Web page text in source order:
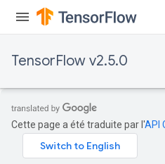
TensorFlow v2.5.0
Cette page a été traduite par l'API